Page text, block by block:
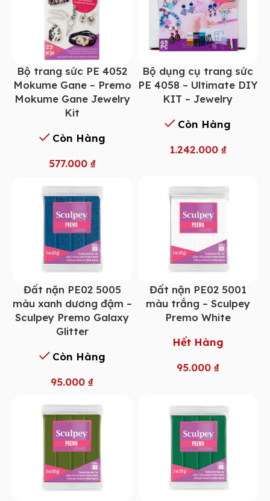
Bộ trang sức PE 4052
Mokume Gane – Premo
Mokume Gane Jewelry
Kit
Còn Hàng
577.000 ₫
Bộ dụng cụ trang sức
PE 4058 – Ultimate DIY
KIT – Jewelry
Còn Hàng
1.242.000 ₫
Đất nặn PE02 5005
màu xanh dương đậm –
Sculpey Premo Galaxy
Glitter
Còn Hàng
95.000 ₫
Đất nặn PE02 5001
màu trắng – Sculpey
Premo White
Hết Hàng
95.000 ₫